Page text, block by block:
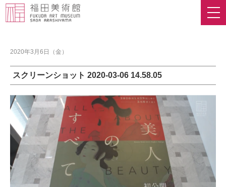
2020年3月6日（金）
スクリーンショット 2020-03-06 14.58.05